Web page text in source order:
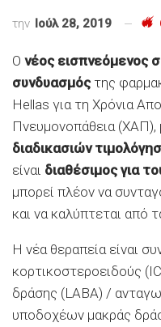
την Ιούλ 28, 2019
Ο νέος εισπνεόμενος
συνδυασμός της
Hellas για τη Χρόνια
Πνευμονοπάθεια (ΧΑΠ),
διαδικασιών
είναι διαθέσιμος για
μπορεί πλέον να
και να καλύπτεται από
Η νέα θεραπεία είναι
κορτικοστεροειδούς
δράσης (LABA) /
υποδοχέων μακράς